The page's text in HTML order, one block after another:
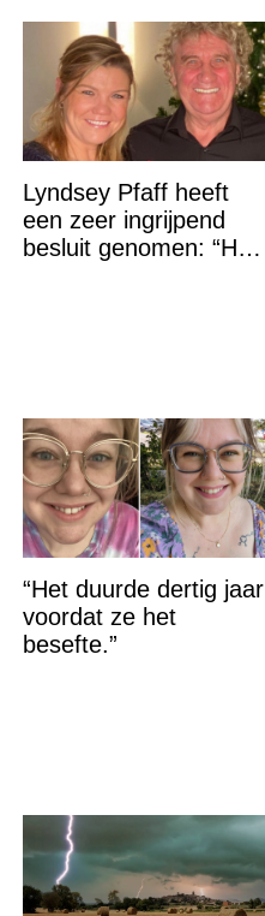
Lyndsey Pfaff heeft
een zeer ingrijpend
besluit genomen: “Het
“Het duurde dertig jaar
voordat ze het
besefte.”